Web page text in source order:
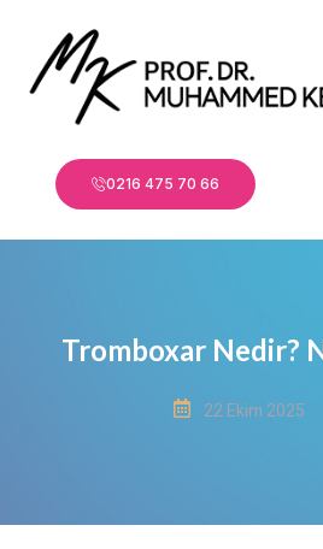
0216 475 70 66
Tromboxar Nedir?
22 Ekim 2025